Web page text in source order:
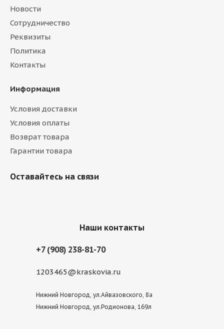
Новости
Сотрудничество
Реквизиты
Политика
Контакты
Информация
Условия доставки
Условия оплаты
Возврат товара
Гарантии товара
Оставайтесь на связи
Наши контакты
+7 (908) 238-81-70
1203465@kraskovia.ru
Нижний Новгород, ул.Айвазовского, 8а
Нижний Новгород, ул.Родионова, 169л